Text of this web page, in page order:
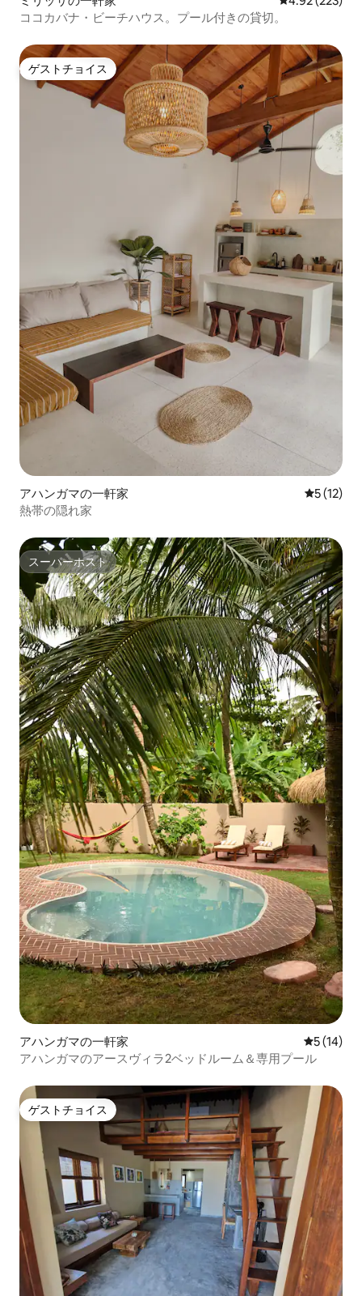
ココカバナ・ビーチハウス。プール付きの貸切。
ゲストチョイス
ゲストチョイス
アハンガマの一軒家 レビュー
5 (12)
熱帯の隠れ家
スーパーホスト
スーパーホスト
アハンガマの一軒家 レビュー
5 (14)
アハンガマのアースヴィラ2ベッドルーム＆専用プール
ゲストチョイス
ゲストチョイス